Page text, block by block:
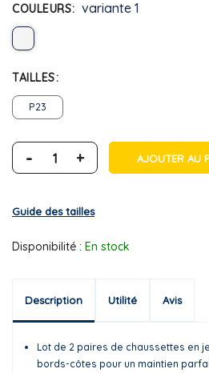
COULEURS variante 1
TAILLES
P23
- + AJOUTER AU
Guide des tailles
Disponibilité : En stock
Description Utilité Avis
Lot de 2 paires de chaussettes en
bords-côtes pour un maintien